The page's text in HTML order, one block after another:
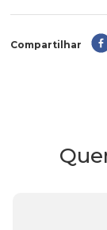
Compartilhar